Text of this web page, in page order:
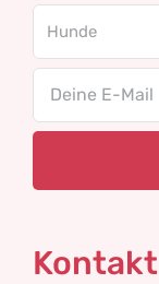
Kontakt